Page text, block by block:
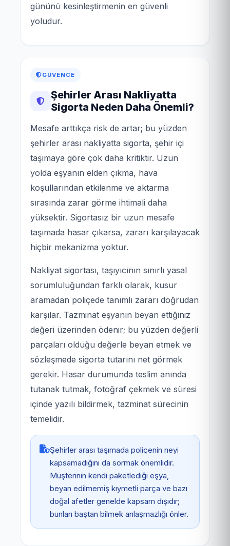
gününü kesinleştirmenin en güvenli
yoludur.
GÜVENCE
Şehirler Arası Nakliyatta
Sigorta Neden Daha Önemli?
Mesafe arttıkça risk de artar; bu yüzden
şehirler arası nakliyatta sigorta, şehir içi
taşımaya göre çok daha kritiktir. Uzun
yolda eşyanın elden çıkma, hava
koşullarından etkilenme ve aktarma
sırasında zarar görme ihtimali daha
yüksektir. Sigortasız bir uzun mesafe
taşımada hasar çıkarsa, zararı karşılayacak
hiçbir mekanizma yoktur.
Nakliyat sigortası, taşıyıcının sınırlı yasal
sorumluluğundan farklı olarak, kusur
aramadan poliçede tanımlı zararı doğrudan
karşılar. Tazminat eşyanın beyan ettiğiniz
değeri üzerinden ödenir; bu yüzden değerli
parçaları olduğu değerle beyan etmek ve
sözleşmede sigorta tutarını net görmek
gerekir. Hasar durumunda teslim anında
tutanak tutmak, fotoğraf çekmek ve süresi
içinde yazılı bildirmek, tazminat sürecinin
temelidir.
Şehirler arası taşımada poliçenin neyi
kapsamadığını da sormak önemlidir.
Müşterinin kendi paketlediği eşya,
beyan edilmemiş kıymetli parça ve bazı
doğal afetler genelde kapsam dışıdır;
bunları baştan bilmek anlaşmazlığı önler.